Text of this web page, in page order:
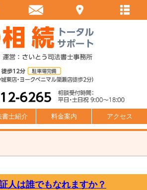
書士紹介 料金案内 アクセス
人は誰でもなれますか？